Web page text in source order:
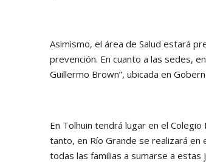
Asimismo, el área de Salud estará
prevención. En cuanto a las sedes,
Guillermo Brown”, ubicada en
En Tolhuin tendrá lugar en el
tanto, en Río Grande se realizará en
todas las familias a sumarse a